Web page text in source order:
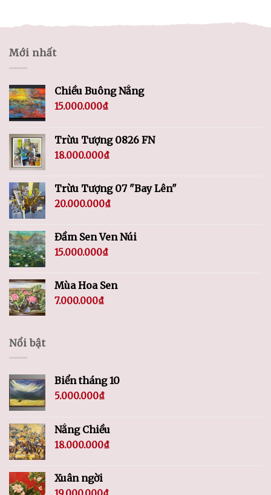
Mới nhất
Chiều Buông Nắng
15.000.000₫
Trừu Tượng 0826 FN
18.000.000₫
Trừu Tượng 07 "Bay Lên"
20.000.000₫
Đầm Sen Ven Núi
15.000.000₫
Mùa Hoa Sen
7.000.000₫
Nổi bật
Biển tháng 10
5.000.000₫
Nắng Chiều
18.000.000₫
Xuân ngời